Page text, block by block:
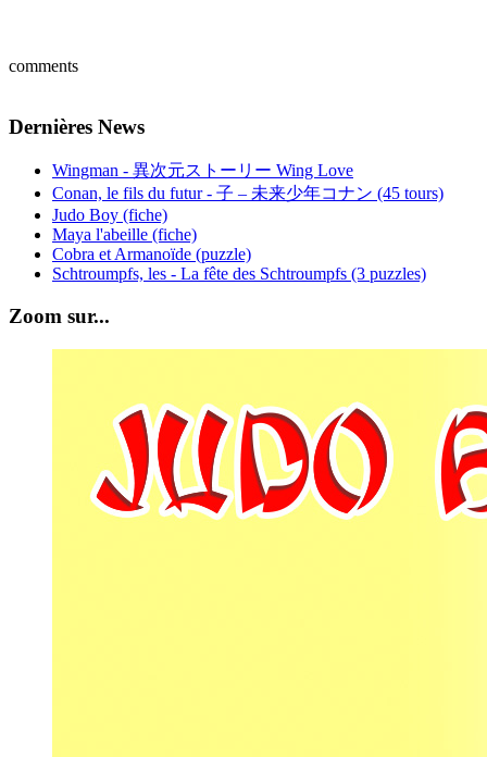
comments
Dernières News
Wingman - 異次元ストーリー Wing Love
Conan, le fils du futur - 子 – 未来少年コナン (45 tours)
Judo Boy (fiche)
Maya l'abeille (fiche)
Cobra et Armanoïde (puzzle)
Schtroumpfs, les - La fête des Schtroumpfs (3 puzzles)
Zoom sur...